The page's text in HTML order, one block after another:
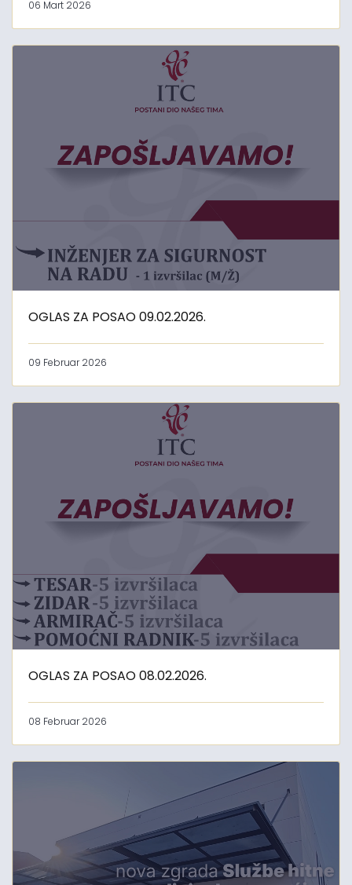
06 Mart 2026
OGLAS ZA POSAO 09.02.2026.
09 Februar 2026
OGLAS ZA POSAO 08.02.2026.
08 Februar 2026